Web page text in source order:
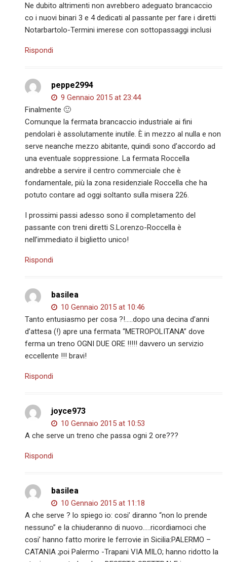
Ne dubito altrimenti non avrebbero adeguato brancaccio
co i nuovi binari 3 e 4 dedicati al passante per fare i diretti
Notarbartolo-Termini imerese con sottopassaggi inclusi
Rispondi
peppe2994
9 Gennaio 2015 at 23:44
Finalmente 🙂
Comunque la fermata brancaccio industriale ai fini
pendolari è assolutamente inutile. È in mezzo al nulla e non
serve neanche mezzo abitante, quindi sono d’accordo ad
una eventuale soppressione. La fermata Roccella
andrebbe a servire il centro commerciale che è
fondamentale, più la zona residenziale Roccella che ha
potuto contare ad oggi soltanto sulla misera 226.
I prossimi passi adesso sono il completamento del
passante con treni diretti S.Lorenzo-Roccella è
nell’immediato il biglietto unico!
Rispondi
basilea
10 Gennaio 2015 at 10:46
Tanto entusiasmo per cosa ?!…..dopo una decina d’anni
d’attesa (!) apre una fermata “METROPOLITANA” dove
ferma un treno OGNI DUE ORE !!!!! davvero un servizio
eccellente !!! bravi!
Rispondi
joyce973
10 Gennaio 2015 at 10:53
A che serve un treno che passa ogni 2 ore???
Rispondi
basilea
10 Gennaio 2015 at 11:18
A che serve ? lo spiego io: cosi’ diranno “non lo prende
nessuno” e la chiuderanno di nuovo…..ricordiamoci che
cosi’ hanno fatto morire le ferrovie in Sicilia:PALERMO –
CATANIA ;poi Palermo -Trapani VIA MILO; hanno ridotto la